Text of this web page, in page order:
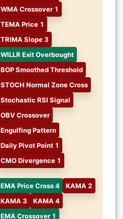
WMA Crossover 1
TEMA Price 1
TRIMA Slope 3
WILLR Exit Overbought
BOP Smoothed Threshold
STOCH Normal Zone Cross
Stochastic RSI Signal
OBV Crossover
Engulfing Pattern
Daily Pivot Point 1
CMO Divergence 1
EMA Price Cross 4
KAMA 2
KAMA 3
KAMA 4
EMA Crossover 1